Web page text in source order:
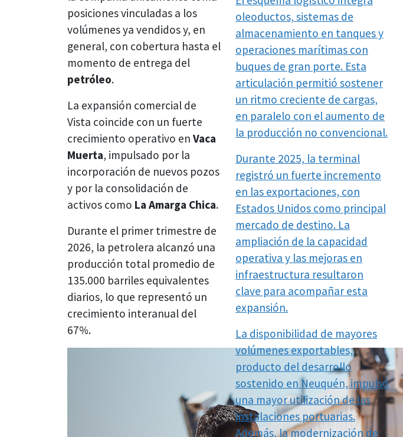
posiciones vinculadas a los
volúmenes ya vendidos y, en
general, con cobertura hasta el
momento de entrega del
petróleo.
La expansión comercial de
Vista coincide con un fuerte
crecimiento operativo en Vaca
Muerta, impulsado por la
incorporación de nuevos pozos
y por la consolidación de
activos como La Amarga Chica.
Durante el primer trimestre de
2026, la petrolera alcanzó una
producción total promedio de
135.000 barriles equivalentes
diarios, lo que representó un
crecimiento interanual del
67%.
oleoductos, sistemas de
almacenamiento en tanques y
operaciones marítimas con
buques de gran porte. Esta
articulación permitió sostener
un ritmo creciente de cargas,
en paralelo con el aumento de
la producción no convencional.
Durante 2025, la terminal
registró un fuerte incremento
en las exportaciones, con
Estados Unidos como principal
mercado de destino. La
ampliación de la capacidad
operativa y las mejoras en
infraestructura resultaron
clave para acompañar esta
expansión.
La disponibilidad de mayores
volúmenes exportables,
producto del desarrollo
sostenido en Neuquén, impulsó
una mayor utilización de las
instalaciones portuarias.
Además, la modernización de